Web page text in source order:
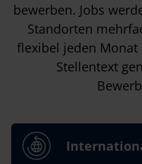
bewerben. Jobs
Standorten
flexibel jeden
Stellentext